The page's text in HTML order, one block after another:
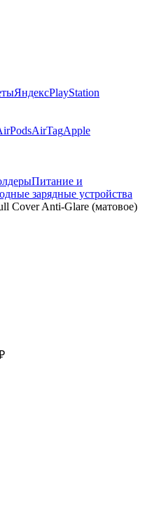
ЯндексPlayStation
AirTagApple
Питание и
зарядные устройства
Cover Anti-Glare (матовое)